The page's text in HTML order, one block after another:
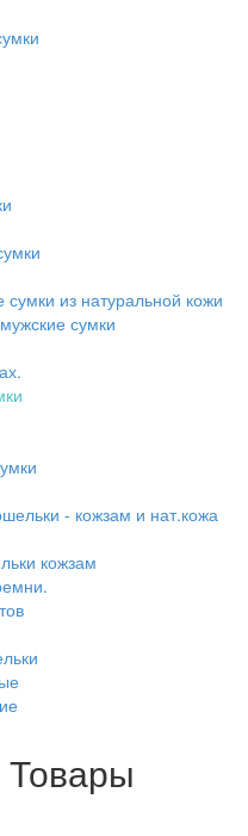
из натуральной кожи
сумки
- кожзам и нат.кожа
кожзам